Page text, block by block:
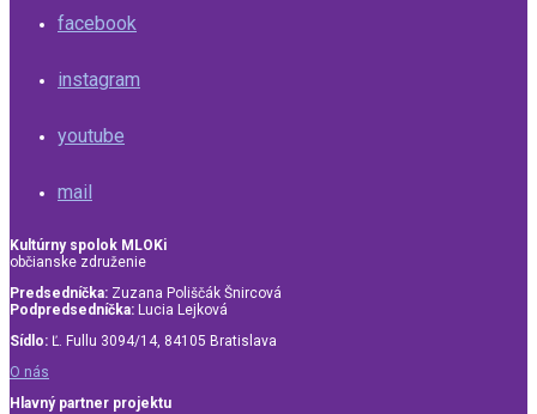
facebook
instagram
youtube
mail
Kultúrny spolok MLOKi
občianske združenie
Predsedníčka: Zuzana Poliščák Šnircová
Podpredsedníčka: Lucia Lejková
Sídlo: Ľ. Fullu 3094/14, 84105 Bratislava
O nás
Hlavný partner projektu